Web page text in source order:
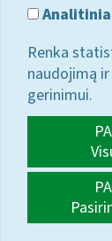
Renka
naudojimą
gerinimui.